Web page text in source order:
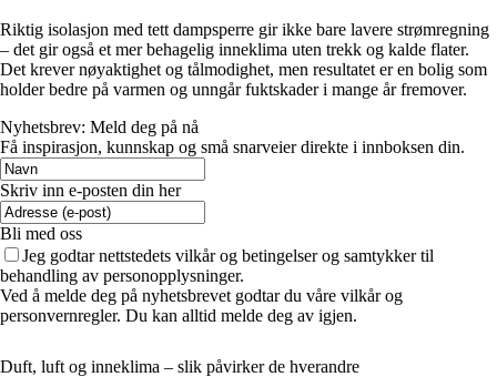
Riktig isolasjon med tett dampsperre gir ikke bare lavere strømregning
– det gir også et mer behagelig inneklima uten trekk og kalde flater.
Det krever nøyaktighet og tålmodighet, men resultatet er en bolig som
holder bedre på varmen og unngår fuktskader i mange år fremover.
Nyhetsbrev: Meld deg på nå
Få inspirasjon, kunnskap og små snarveier direkte i innboksen din.
Skriv inn e-posten din her
Bli med oss
Jeg godtar nettstedets vilkår og betingelser og samtykker til
behandling av personopplysninger.
Ved å melde deg på nyhetsbrevet godtar du våre vilkår og
personvernregler. Du kan alltid melde deg av igjen.
Duft, luft og inneklima – slik påvirker de hverandre